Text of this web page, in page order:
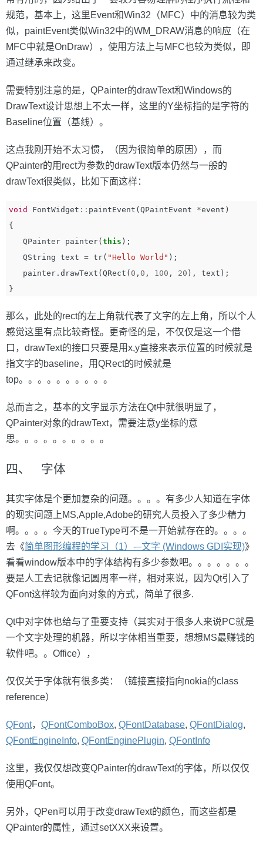
规范，基本上，这里Event和Win32（MFC）中的消息较为类
似，paintEvent类似Win32中的WM_DRAW消息的响应（在
MFC中就是OnDraw），使用方法上与MFC也较为类似，即
通过继承来改变。
需要特别注意的是，QPainter的drawText和Windows的
DrawText设计思想上不太一样，这里的Y坐标指的是字符的
Baseline位置（基线）。
这点我刚开始不太习惯，（因为很简单的原因），而
QPainter的用rect为参数的drawText版本仍然与一般的
drawText很类似，比如下面这样：
void FontWidget :: paintEvent ( QPaintEvent *event )
{
QPainter painter( this );
QString text = tr( "Hello World" );
painter . drawText ( QRect ( 0 , 0 , 100 , 20 ), text );
}
那么，此处的rect的左上角就代表了文字的左上角，所以个人
感觉这里有点比较奇怪。更奇怪的是，不仅仅是这一个借
口，drawText的接口只要是用x,y直接来表示位置的时候就是
指文字的baseline，用QRect的时候就是
top。。。。。。。。。。
总而言之，基本的文字显示方法在Qt中就很明显了，
QPainter对象的drawText，需要注意y坐标的意
思。。。。。。。。。。
四、 字体
其实字体是个更加复杂的问题。。。。有多少人知道在字体
的现实问题上MS,Apple,Adobe的研究人员投入了多少精力
啊。。。。今天的TrueType可不是一开始就存在的。。。。
去《简单图形编程的学习（1）-–文字 (Windows GDI实现)》
看看window版本中的字体结构有多少参数吧。。。。。。。
要是人工去记就像记圆周率一样，相对来说，因为Qt引入了
QFont这样较为面向对象的方式，简单了很多.
Qt中对字体也给与了重要支持（其实对于很多人来说PC就是
一个文字处理的机器，所以字体相当重要，想想MS最赚钱的
软件吧。。Office），
仅仅关于字体就有很多类：（链接直接指向nokia的class
reference）
QFont， QFontComboBox, QFontDatabase, QFontDialog,
QFontEngineInfo, QFontEnginePlugin, QFontInfo
这里，我仅仅想改变QPainter的drawText的字体，所以仅仅
使用QFont。
另外，QPen可以用于改变drawText的颜色，而这些都是
QPainter的属性，通过setXXX来设置。